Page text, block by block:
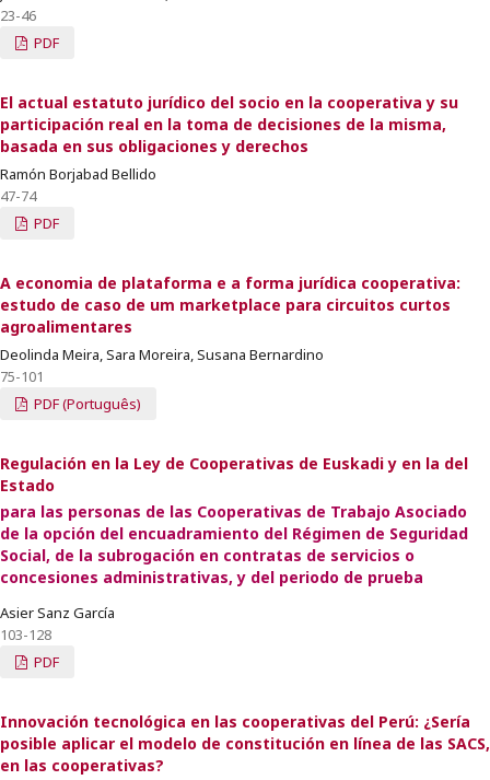
23-46
PDF
El actual estatuto jurídico del socio en la cooperativa y su
participación real en la toma de decisiones de la misma,
basada en sus obligaciones y derechos
Ramón Borjabad Bellido
47-74
PDF
A economia de plataforma e a forma jurídica cooperativa:
estudo de caso de um marketplace para circuitos curtos
agroalimentares
Deolinda Meira, Sara Moreira, Susana Bernardino
75-101
PDF (Português)
Regulación en la Ley de Cooperativas de Euskadi y en la del
Estado
para las personas de las Cooperativas de Trabajo Asociado
de la opción del encuadramiento del Régimen de Seguridad
Social, de la subrogación en contratas de servicios o
concesiones administrativas, y del periodo de prueba
Asier Sanz García
103-128
PDF
Innovación tecnológica en las cooperativas del Perú: ¿Sería
posible aplicar el modelo de constitución en línea de las SACS,
en las cooperativas?